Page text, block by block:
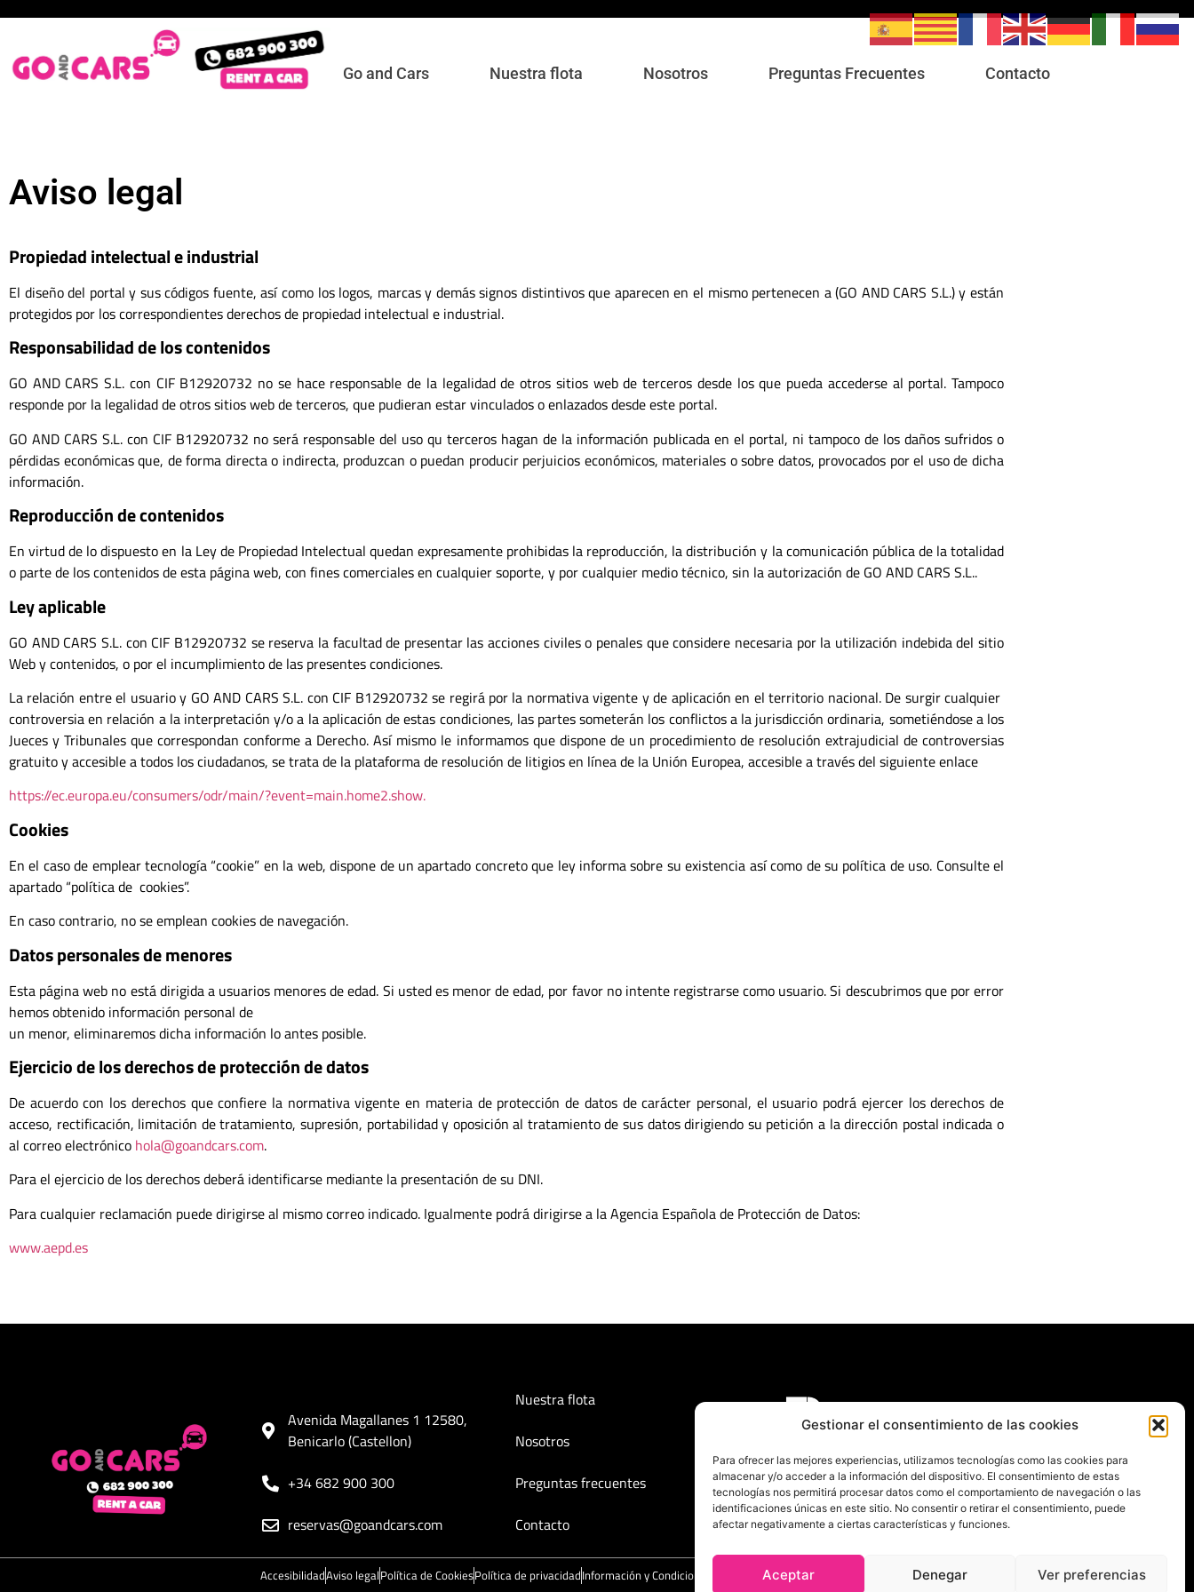
Gestionar el consentimiento de las cookies
Para ofrecer las mejores experiencias, utilizamos tecnologías como las cookies para
almacenar y/o acceder a la información del dispositivo. El consentimiento de estas
tecnologías nos permitirá procesar datos como el comportamiento de navegación o las
identificaciones únicas en este sitio. No consentir o retirar el consentimiento, puede
afectar negativamente a ciertas características y funciones.
Aceptar Denegar Ver preferencias
Go and Cars Nuestra flota Nosotros Preguntas Frecuentes Contacto
Aviso legal
Propiedad intelectual e industrial
El diseño del portal y sus códigos fuente, así como los logos, marcas y demás signos distintivos que aparecen en el mismo pertenecen a (GO AND CARS S.L.) y están
protegidos por los correspondientes derechos de propiedad intelectual e industrial.
Responsabilidad de los contenidos
GO AND CARS S.L. con CIF B12920732 no se hace responsable de la legalidad de otros sitios web de terceros desde los que pueda accederse al portal. Tampoco
responde por la legalidad de otros sitios web de terceros, que pudieran estar vinculados o enlazados desde este portal.
GO AND CARS S.L. con CIF B12920732 no será responsable del uso qu terceros hagan de la información publicada en el portal, ni tampoco de los daños sufridos o
pérdidas económicas que, de forma directa o indirecta, produzcan o puedan producir perjuicios económicos, materiales o sobre datos, provocados por el uso de dicha
información.
Reproducción de contenidos
En virtud de lo dispuesto en la Ley de Propiedad Intelectual quedan expresamente prohibidas la reproducción, la distribución y la comunicación pública de la totalidad
o parte de los contenidos de esta página web, con fines comerciales en cualquier soporte, y por cualquier medio técnico, sin la autorización de GO AND CARS S.L..
Ley aplicable
GO AND CARS S.L. con CIF B12920732 se reserva la facultad de presentar las acciones civiles o penales que considere necesaria por la utilización indebida del sitio
Web y contenidos, o por el incumplimiento de las presentes condiciones.
La relación entre el usuario y GO AND CARS S.L. con CIF B12920732 se regirá por la normativa vigente y de aplicación en el territorio nacional. De surgir cualquier
controversia en relación a la interpretación y/o a la aplicación de estas condiciones, las partes someterán los conflictos a la jurisdicción ordinaria, sometiéndose a los
Jueces y Tribunales que correspondan conforme a Derecho. Así mismo le informamos que dispone de un procedimiento de resolución extrajudicial de controversias
gratuito y accesible a todos los ciudadanos, se trata de la plataforma de resolución de litigios en línea de la Unión Europea, accesible a través del siguiente enlace
https://ec.europa.eu/consumers/odr/main/?event=main.home2.show.
Cookies
En el caso de emplear tecnología “cookie” en la web, dispone de un apartado concreto que ley informa sobre su existencia así como de su política de uso. Consulte el
apartado “política de cookies”.
En caso contrario, no se emplean cookies de navegación.
Datos personales de menores
Esta página web no está dirigida a usuarios menores de edad. Si usted es menor de edad, por favor no intente registrarse como usuario. Si descubrimos que por error
hemos obtenido información personal de
un menor, eliminaremos dicha información lo antes posible.
Ejercicio de los derechos de protección de datos
De acuerdo con los derechos que confiere la normativa vigente en materia de protección de datos de carácter personal, el usuario podrá ejercer los derechos de
acceso, rectificación, limitación de tratamiento, supresión, portabilidad y oposición al tratamiento de sus datos dirigiendo su petición a la dirección postal indicada o
al correo electrónico hola@goandcars.com.
Para el ejercicio de los derechos deberá identificarse mediante la presentación de su DNI.
Para cualquier reclamación puede dirigirse al mismo correo indicado. Igualmente podrá dirigirse a la Agencia Española de Protección de Datos:
www.aepd.es
Avenida Magallanes 1 12580,
Benicarlo (Castellon)
+34 682 900 300
reservas@goandcars.com
Nuestra flota
Nosotros
Preguntas frecuentes
Contacto
AccesibilidadAviso legalPolítica de CookiesPolítica de privacidadInformación y Condiciones Básicas